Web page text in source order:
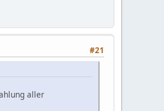
#21
aller